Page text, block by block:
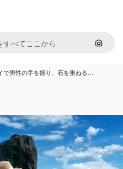
画像で
で男性の手を握り、石を重ねる…